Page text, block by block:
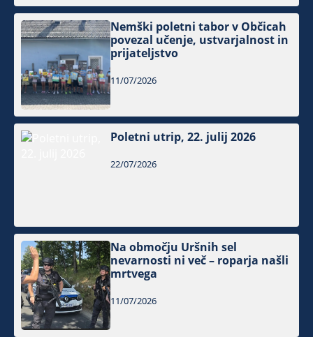
Nemški poletni tabor v Občicah
povezal učenje, ustvarjalnost in
prijateljstvo
11/07/2026
Poletni utrip, 22. julij 2026
22/07/2026
Na območju Uršnih sel
nevarnosti ni več – roparja našli
mrtvega
11/07/2026